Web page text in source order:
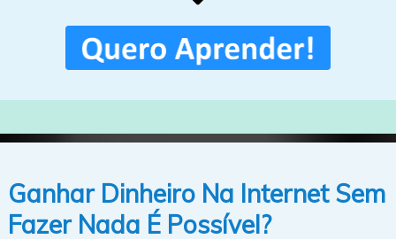
Ganhar Dinheiro Na Internet Sem
Fazer Nada É Possível?